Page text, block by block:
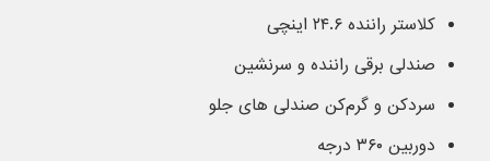
کلاستر راننده ۲۴.۶ اینچی
صندلی برقی راننده و سرنشین
سردکن و گرم‌کن صندلی های جلو
دوربین ۳۶۰ درجه